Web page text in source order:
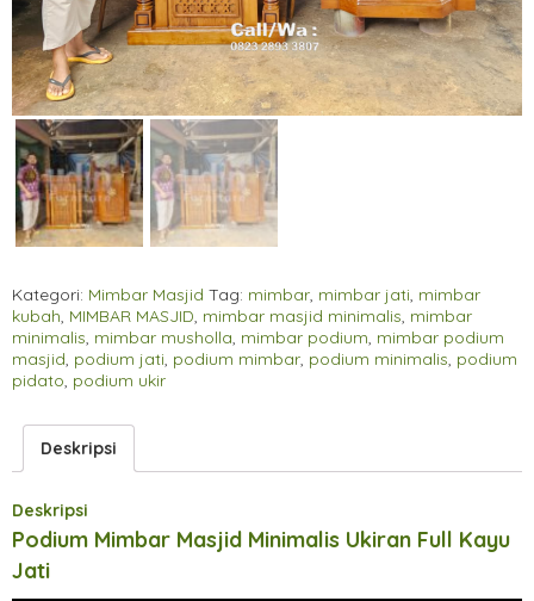
Kategori: Mimbar Masjid Tag: mimbar, mimbar jati, mimbar
kubah, MIMBAR MASJID, mimbar masjid minimalis, mimbar
minimalis, mimbar musholla, mimbar podium, mimbar podium
masjid, podium jati, podium mimbar, podium minimalis, podium
pidato, podium ukir
Deskripsi
Deskripsi
Podium Mimbar Masjid Minimalis Ukiran Full Kayu
Jati